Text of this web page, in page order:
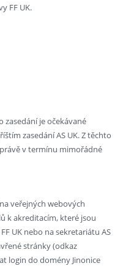
FF UK.
je očekávané
zasedání AS UK. Z těchto
v termínu mimořádné
veřejných webových
k akreditacím, které jsou
UK nebo na sekretariátu AS
stránky (odkaz
login do domény Jinonice